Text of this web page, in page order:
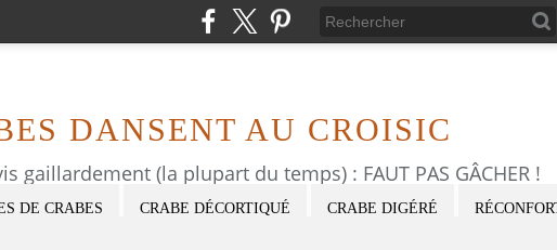
DANSENT AU CROISIC
gaillardement (la plupart du temps) : FAUT PAS GÂCHER !
DE CRABES CRABE DÉCORTIQUÉ CRABE DIGÉRÉ